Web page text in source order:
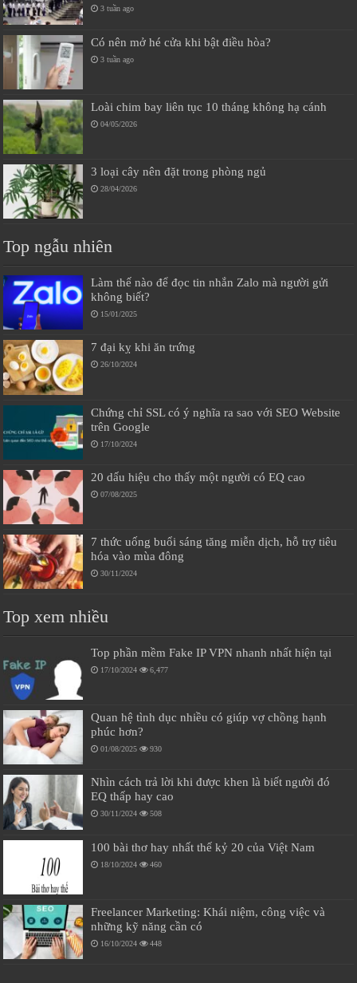
3 tuần ago
Có nên mở hé cửa khi bật điều hòa?
3 tuần ago
Loài chim bay liên tục 10 tháng không hạ cánh
04/05/2026
3 loại cây nên đặt trong phòng ngủ
28/04/2026
Top ngẫu nhiên
Làm thế nào để đọc tin nhắn Zalo mà người gửi
không biết?
15/01/2025
7 đại kỵ khi ăn trứng
26/10/2024
Chứng chỉ SSL có ý nghĩa ra sao với SEO Website
trên Google
17/10/2024
20 dấu hiệu cho thấy một người có EQ cao
07/08/2025
7 thức uống buổi sáng tăng miễn dịch, hỗ trợ tiêu
hóa vào mùa đông
30/11/2024
Top xem nhiều
Top phần mềm Fake IP VPN nhanh nhất hiện tại
17/10/2024 6,477
Quan hệ tình dục nhiều có giúp vợ chồng hạnh
phúc hơn?
01/08/2025 930
Nhìn cách trả lời khi được khen là biết người đó
EQ thấp hay cao
30/11/2024 508
100 bài thơ hay nhất thế kỷ 20 của Việt Nam
18/10/2024 460
Freelancer Marketing: Khái niệm, công việc và
những kỹ năng cần có
16/10/2024 448